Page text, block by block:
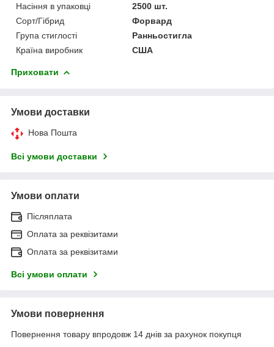
Насіння в упаковці
2500 шт.
Сорт/Гібрид
Форвард
Група стиглості
Ранньостигла
Країна виробник
США
Приховати
Умови доставки
Нова Пошта
Всі умови доставки
Умови оплати
Післяплата
Оплата за реквізитами
Оплата за реквізитами
Всі умови оплати
Умови повернення
Повернення товару впродовж 14 днів за рахунок покупця